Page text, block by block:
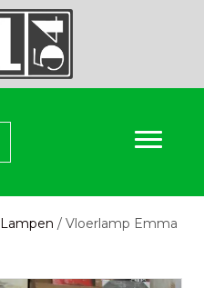
Lampen / Vloerlamp Emma